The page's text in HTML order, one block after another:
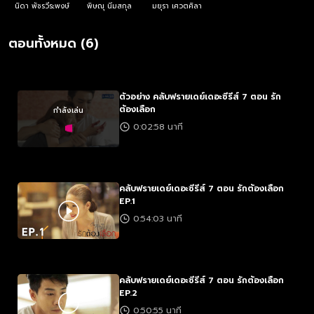
นิดา พัชรวีระพงษ์ พิษณุ นิ่มสกุล มยุรา เศวตศิลา
ตอนทั้งหมด (6)
กำลังเล่น
ตัวอย่าง คลับฟรายเดย์เดอะซีรีส์ 7 ตอน รัก
ต้องเลือก
0:02:58 นาที
คลับฟรายเดย์เดอะซีรีส์ 7 ตอน รักต้องเลือก
EP.1
0:54:03 นาที
คลับฟรายเดย์เดอะซีรีส์ 7 ตอน รักต้องเลือก
EP.2
0:50:55 นาที